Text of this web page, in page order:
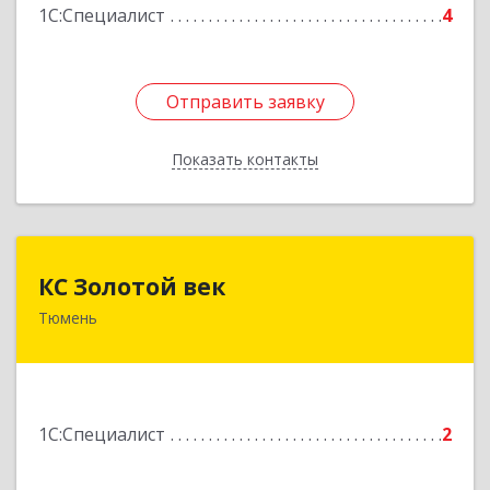
1С:Специалист 4
Отправить заявку
Показать контакты
Подробнее
Отправить заявку
Назад
КС Золотой век
Тюмень
1С:Специалист 2
625048, Тюменская обл, Тюмень г, Красных